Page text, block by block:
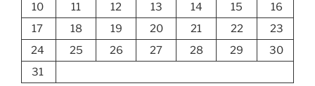
10
11 12 13 14 15
16
17
18 19 20 21 22
23
24
25 26 27 28 29
30
31